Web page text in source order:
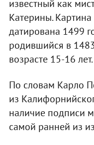
известный как
Катерины.
датирована 1499
родившийся в
возрасте 15-16 лет.
По словам Карло
из
наличие подписи
самой ранней из